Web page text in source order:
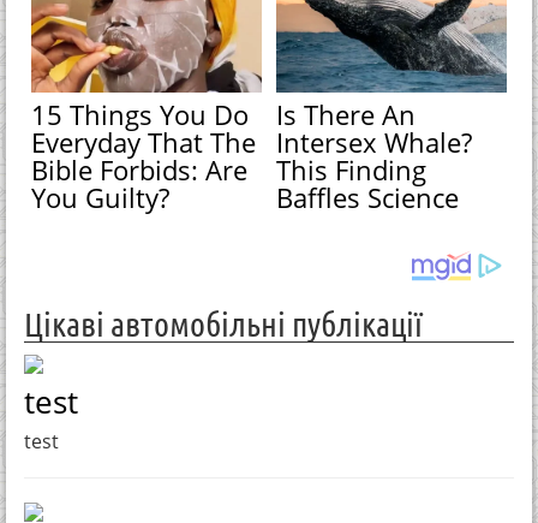
15 Things You Do
Everyday That The
Bible Forbids: Are
You Guilty?
Is There An
Intersex Whale?
This Finding
Baffles Science
Цікаві автомобільні публікації
test
test